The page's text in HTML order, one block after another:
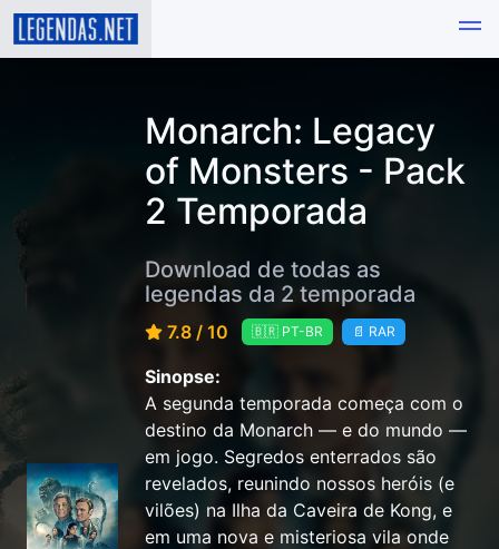
Monarch: Legacy
of Monsters - Pack
2 Temporada
Download de todas as
legendas da 2 temporada
7.8 / 10 🇧🇷 PT-BR 📄 RAR
Sinopse:
A segunda temporada começa com o
destino da Monarch — e do mundo —
em jogo. Segredos enterrados são
revelados, reunindo nossos heróis (e
vilões) na Ilha da Caveira de Kong, e
em uma nova e misteriosa vila onde